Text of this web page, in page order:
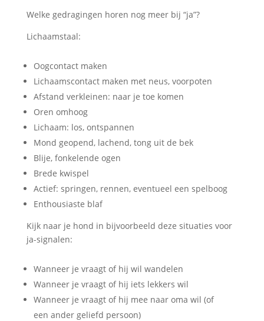
Welke gedragingen horen nog meer bij “ja”?
Lichaamstaal:
Oogcontact maken
Lichaamscontact maken met neus, voorpoten
Afstand verkleinen: naar je toe komen
Oren omhoog
Lichaam: los, ontspannen
Mond geopend, lachend, tong uit de bek
Blije, fonkelende ogen
Brede kwispel
Actief: springen, rennen, eventueel een spelboog
Enthousiaste blaf
Kijk naar je hond in bijvoorbeeld deze situaties voor
ja-signalen:
Wanneer je vraagt of hij wil wandelen
Wanneer je vraagt of hij iets lekkers wil
Wanneer je vraagt of hij mee naar oma wil (of
een ander geliefd persoon)